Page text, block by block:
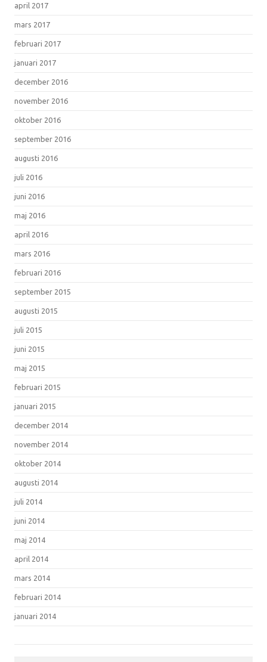
april 2017
mars 2017
februari 2017
januari 2017
december 2016
november 2016
oktober 2016
september 2016
augusti 2016
juli 2016
juni 2016
maj 2016
april 2016
mars 2016
februari 2016
september 2015
augusti 2015
juli 2015
juni 2015
maj 2015
februari 2015
januari 2015
december 2014
november 2014
oktober 2014
augusti 2014
juli 2014
juni 2014
maj 2014
april 2014
mars 2014
februari 2014
januari 2014